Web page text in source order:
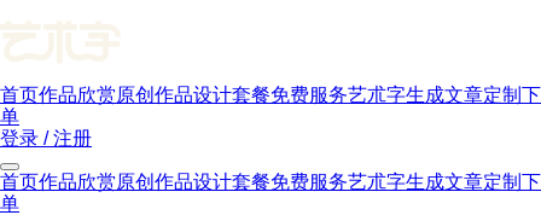
首页作品欣赏原创作品设计套餐免费服务艺朮字生成文章定制下
单
登录 / 注册
首页作品欣赏原创作品设计套餐免费服务艺朮字生成文章定制下
单